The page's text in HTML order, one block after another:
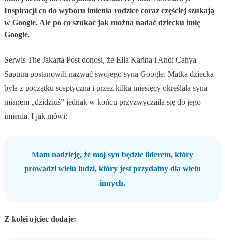
Inspiracji co do wyboru imienia rodzice coraz częściej szukają
w Google. Ale po co szukać jak można nadać dziecku imię
Google.
Serwis The Jakarta Post donosi, że Ella Karina i Andi Cahya
Saputra postanowili nazwać swojego syna Google. Matka dziecka
była z początku sceptyczna i przez kilka miesięcy określała syna
mianem „dzidziuś” jednak w końcu przyzwyczaiła się do jego
imienia. I jak mówi:
Mam nadzieję, że mój syn będzie liderem, który
prowadzi wielu ludzi, który jest przydatny dla wielu
innych.
Z kolei ojciec dodaje: